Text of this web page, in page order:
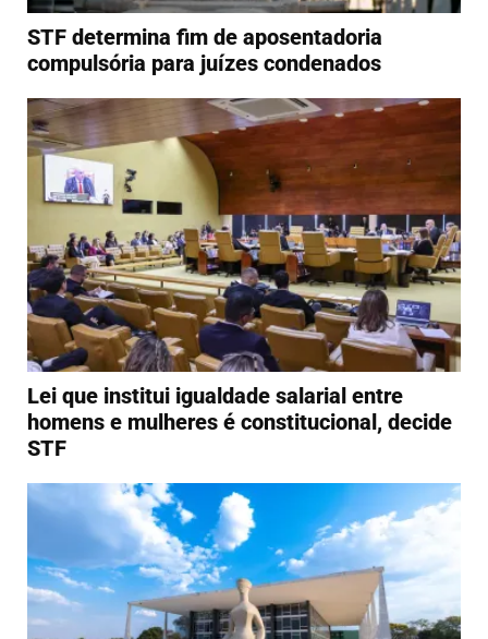
STF determina fim de aposentadoria
compulsória para juízes condenados
Lei que institui igualdade salarial entre
homens e mulheres é constitucional, decide
STF